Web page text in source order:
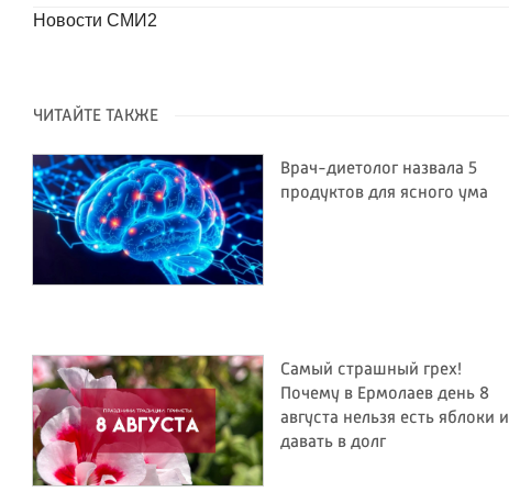
Новости СМИ2
ЧИТАЙТЕ ТАКЖЕ
Врач-диетолог назвала 5
продуктов для ясного ума
Самый страшный грех!
Почему в Ермолаев день 8
августа нельзя есть яблоки и
давать в долг